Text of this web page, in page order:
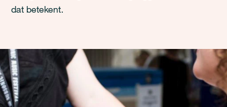
dat betekent.